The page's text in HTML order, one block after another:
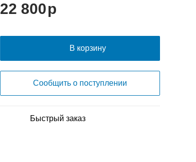
22 800
В корзину
Сообщить о поступлении
Быстрый заказ